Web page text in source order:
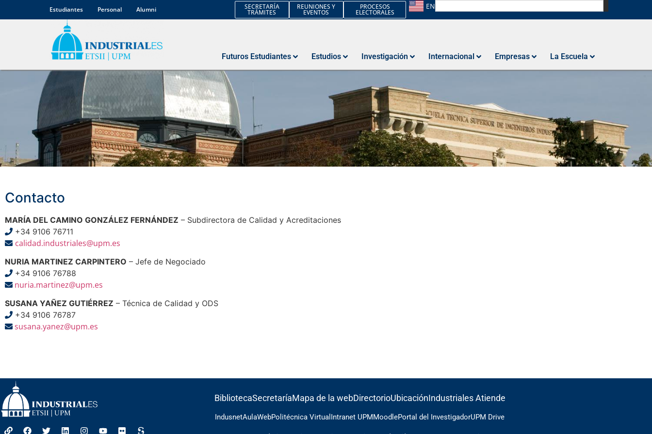
Estudiantes Personal Alumni SECRETARÍA
TRÁMITES
REUNIONES Y
EVENTOS
PROCESOS
ELECTORALES
EN
Futuros Estudiantes Estudios Investigación Internacional Empresas La Escuela
Contacto
Contacto
MARÍA DEL CAMINO GONZÁLEZ FERNÁNDEZ – Subdirectora de Calidad y Acreditaciones
+34 9106 76711
calidad.industriales@upm.es
NURIA MARTINEZ CARPINTERO – Jefe de Negociado
+34 9106 76788
nuria.martinez@upm.es
SUSANA YAÑEZ GUTIÉRREZ – Técnica de Calidad y ODS
+34 9106 76787
susana.yanez@upm.es
BibliotecaSecretaríaMapa de la webDirectorioUbicaciónIndustriales Atiende
IndusnetAulaWebPolitécnica Virtual Intranet UPMMoodlePortal del InvestigadorUPM Drive